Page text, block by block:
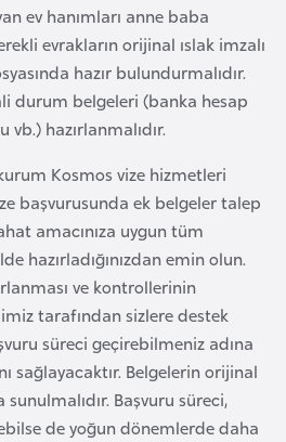
ev hanımları anne baba
evrakların orijinal ıslak imzalı
hazır bulundurmalıdır.
durum belgeleri (banka hesap
hazırlanmalıdır.
Kosmos vize hizmetleri
başvurusunda ek belgeler talep
amacınıza uygun tüm
hazırladığınızdan emin olun.
ve kontrollerinin
tarafından sizlere destek
süreci geçirebilmeniz adına
sağlayacaktır. Belgelerin orijinal
Başvuru süreci,
de yoğun dönemlerde daha